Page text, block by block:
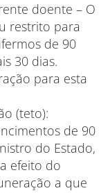
doente – O
restrito para
de 90
30 dias.
para esta
(teto):
de 90
do Estado,
efeito do
a que